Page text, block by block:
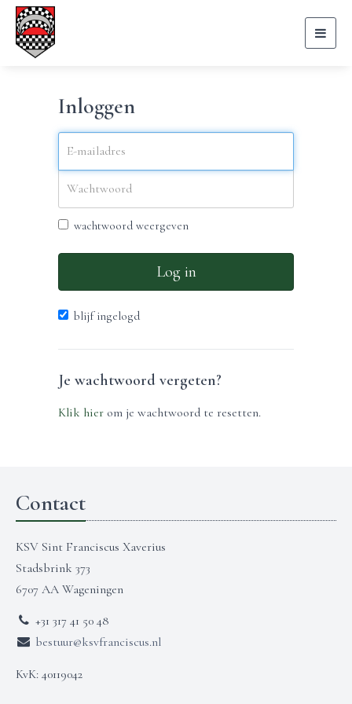
Inloggen
wachtwoord weergeven
Log in
blijf ingelogd
Je wachtwoord vergeten?
Klik hier om je wachtwoord te resetten.
Contact
KSV Sint Franciscus Xaverius
Stadsbrink 373
6707 AA Wageningen
+31 317 41 50 48
bestuur@ksvfranciscus.nl
KvK: 40119042